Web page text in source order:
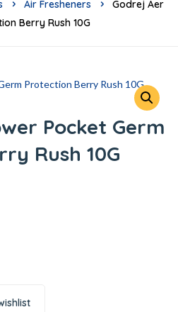
Air Fresheners
Godrej Aer
Berry Rush 10G
Pocket Germ
Rush 10G